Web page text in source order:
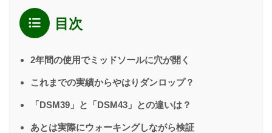
目次
2年間の使用でミッドソールに穴が開く
これまでの実績からやはりダンロップ？
「DSM39」と「DSM43」との違いは？
あとは実際にウォーキングしながら検証